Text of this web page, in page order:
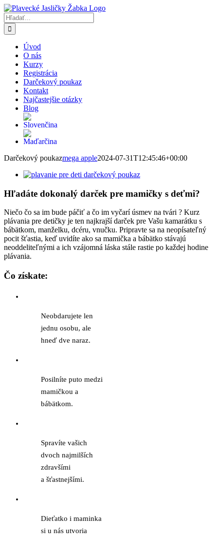
Skip
to
content
Hľadať:
Úvod
O nás
Kurzy
Registrácia
Darčekový poukaz
Kontakt
Najčastejšie otázky
Blog
Darčekový poukazmega apple2024-07-31T12:45:46+00:00
Hľadáte dokonalý darček pre mamičky s deťmi?
Niečo čo sa im bude páčiť a čo im vyčarí úsmev na tvári ? Kurz
plávania pre detičky je ten najkrajší darček pre Vašu kamarátku s
bábätkom, manželku, dcéru, vnučku. Pripravte sa na neopísateľný
pocit šťastia, keď uvidíte ako sa mamička a bábätko stávajú
neoddeliteľnými a ich vzájomná láska stále rastie po každej hodine
plávania.
Čo získate:
Neobdarujete len
jednu osobu, ale
hneď dve naraz.
Posilníte puto medzi
mamičkou a
bábätkom.
Spravíte vašich
dvoch najmilších
zdravšími
a šťastnejšími.
Dieťatko i maminka
si u nás utvoria